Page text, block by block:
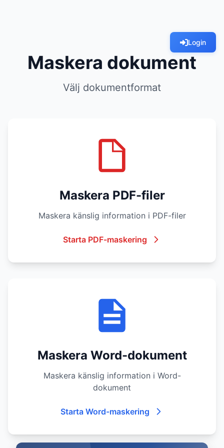
Login
Maskera dokument
Välj dokumentformat
Maskera PDF-filer
Maskera känslig information i PDF-filer
Starta PDF-maskering
Maskera Word-dokument
Maskera känslig information i Word-
dokument
Starta Word-maskering